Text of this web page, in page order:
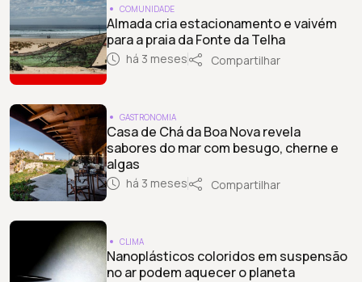
COMUNIDADE
Almada cria estacionamento e vaivém
para a praia da Fonte da Telha
há 3 meses Compartilhar
GASTRONOMIA
Casa de Chá da Boa Nova revela
sabores do mar com besugo, cherne e
algas
há 3 meses Compartilhar
CLIMA
Nanoplásticos coloridos em suspensão
no ar podem aquecer o planeta